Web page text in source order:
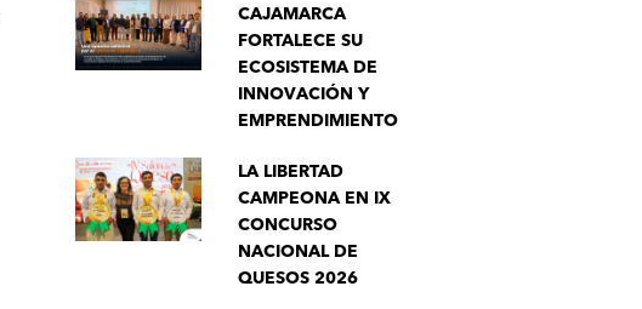
CAJAMARCA
FORTALECE SU
ECOSISTEMA DE
INNOVACIÓN Y
EMPRENDIMIENTO
LA LIBERTAD
CAMPEONA EN IX
CONCURSO
NACIONAL DE
QUESOS 2026